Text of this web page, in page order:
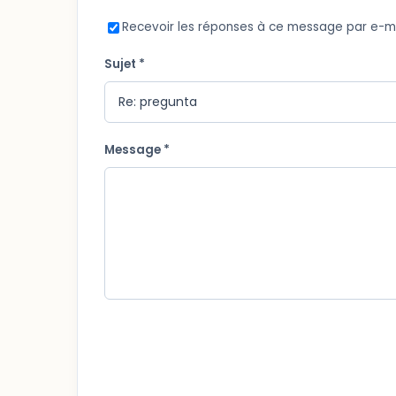
Recevoir les réponses à ce message par e-
Sujet *
Message *